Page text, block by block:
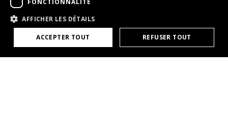
AFFICHER LES DÉTAILS
ACCEPTER TOUT REFUSER TOUT